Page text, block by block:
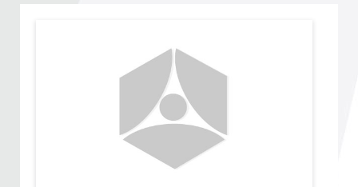
Арбитражен съд